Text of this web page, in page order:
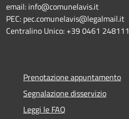
email: info@comunelavis.it
PEC: pec.comunelavis@legalmail.it
Centralino Unico: +39 0461 248111
Prenotazione appuntamento
Segnalazione disservizio
Leggi le FAQ